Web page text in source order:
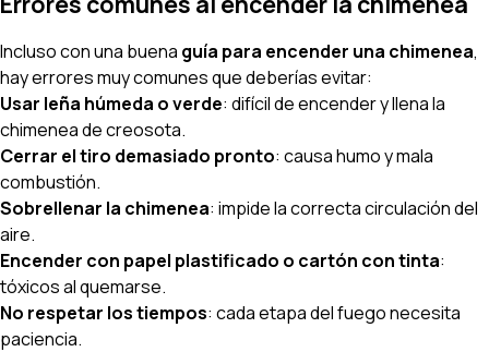
Incluso con una buena guía para encender una chimenea,
hay errores muy comunes que deberías evitar:
Usar leña húmeda o verde: difícil de encender y llena la
chimenea de creosota.
Cerrar el tiro demasiado pronto: causa humo y mala
combustión.
Sobrellenar la chimenea: impide la correcta circulación del
aire.
Encender con papel plastificado o cartón con tinta:
tóxicos al quemarse.
No respetar los tiempos: cada etapa del fuego necesita
paciencia.